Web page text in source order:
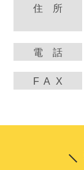
住 所
電話
FA X